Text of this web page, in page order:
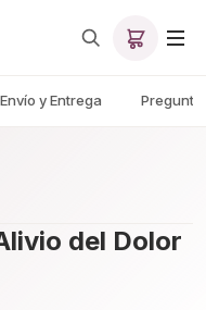
y Entrega
del Dolor